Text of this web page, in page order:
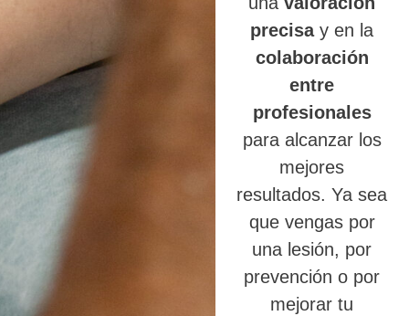
precisay en la
colaboración
entre
profesionales
para alcanzar los
mejores
resultados. Ya sea
que vengas por
una lesión, por
prevención o por
mejorar tu